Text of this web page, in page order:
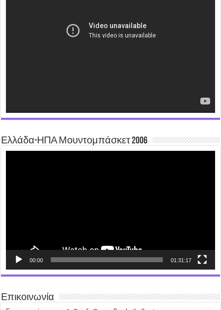
Ελλάδα-ΗΠΑ Μουντομπάσκετ 2006
00:00 01:31:17
Επικοινωνία